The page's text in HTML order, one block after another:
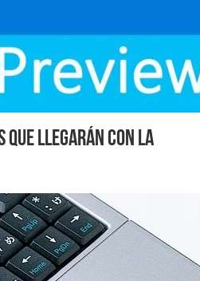
que llegarán con la